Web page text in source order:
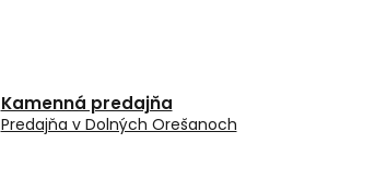
Kamenná predajňa
Predajňa v Dolných Orešanoch